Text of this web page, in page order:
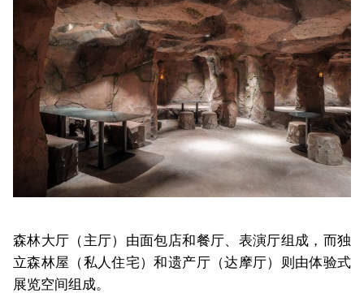
森林大厅（主厅）由面包店和餐厅、表演厅组成，而独
立森林屋（私人住宅）和遗产厅（达摩厅）则由体验式
展览空间组成。